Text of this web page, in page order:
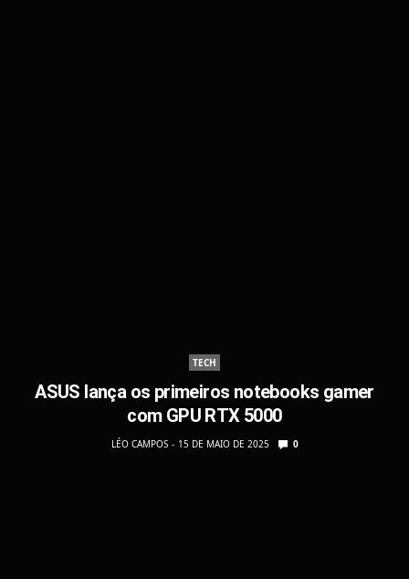
TECH
ASUS lança os primeiros notebooks gamer
com GPU RTX 5000
LÉO CAMPOS 15 DE MAIO DE 2025 0